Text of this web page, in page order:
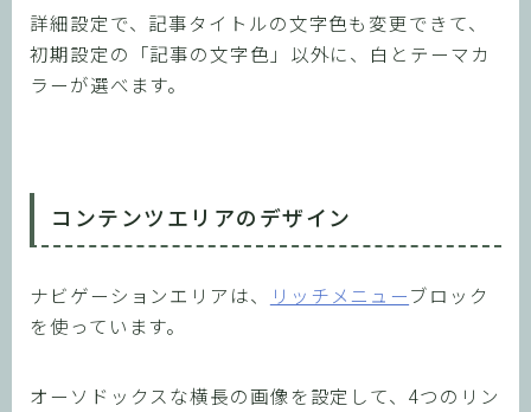
詳細設定で、記事タイトルの文字色も変更できて、
初期設定の「記事の文字色」以外に、白とテーマカ
ラーが選べます。
コンテンツエリアのデザイン
ナビゲーションエリアは、 リッチメニューブロック
を使っています。
オーソドックスな横長の画像を設定して、4つのリン